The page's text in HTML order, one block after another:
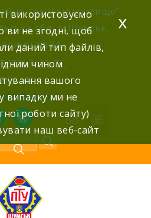
технічне училище”
обл., м.Шумськ,
8А,
2-22-76,
25-42,
wordpress
використовуємо
ви не згодні, щоб
даний тип файлів,
чином
вашого
випадку ми не
роботи сайту)
наш веб-сайт
x